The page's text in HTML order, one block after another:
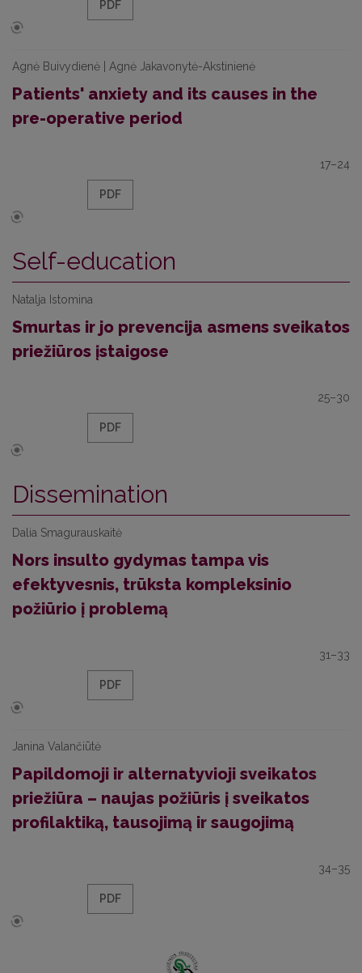
PDF
Agnė Buivydienė | Agnė Jakavonytė-Akstinienė
Patients' anxiety and its causes in the
pre-operative period
17–24
PDF
Self-education
Natalja Istomina
Smurtas ir jo prevencija asmens sveikatos
priežiūros įstaigose
25–30
PDF
Dissemination
Dalia Smagurauskaitė
Nors insulto gydymas tampa vis
efektyvesnis, trūksta kompleksinio
požiūrio į problemą
31–33
PDF
Janina Valančiūtė
Papildomoji ir alternatyvioji sveikatos
priežiūra – naujas požiūris į sveikatos
profilaktiką, tausojimą ir saugojimą
34–35
PDF